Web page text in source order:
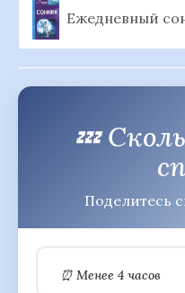
Ежедневный
💤
Поделитесь
⏰ Менее 4 часов